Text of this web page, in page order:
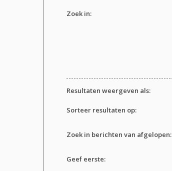
Zoek in:
Resultaten weergeven als:
Sorteer resultaten op:
Zoek in berichten van afgelopen:
Geef eerste: